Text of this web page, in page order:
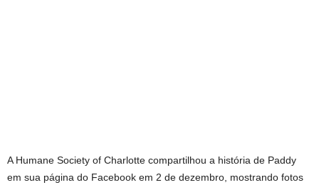
A Humane Society of Charlotte compartilhou a história de Paddy
em sua página do Facebook em 2 de dezembro, mostrando fotos